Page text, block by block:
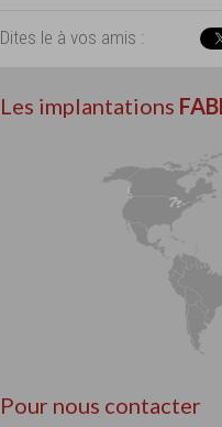
Dites le à vos amis :
Les implantations
Pour nous contacter